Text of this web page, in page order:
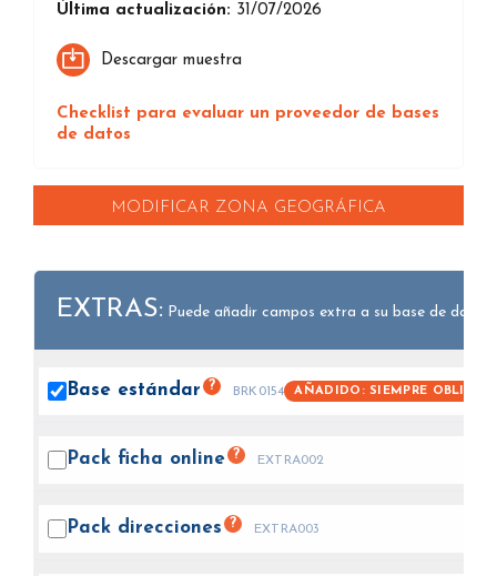
Última actualización: 31/07/2026
Descargar muestra
Checklist para evaluar un proveedor de bases
de datos
MODIFICAR ZONA GEOGRÁFICA
EXTRAS: Puede añadir campos extra a su base de datos.
Base estándar ? BRK0154 AÑADIDO: SIEMPRE
Pack ficha online ? EXTRA002
Pack direcciones ? EXTRA003